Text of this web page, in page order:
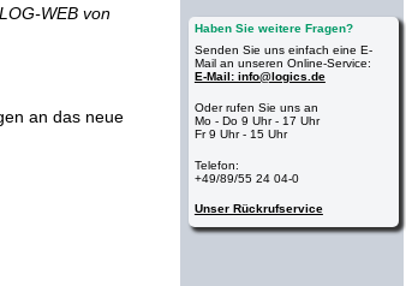
WEB von
an das neue
Haben Sie weitere Fragen?
Senden Sie uns einfach eine E-
Mail an unseren Online-Service:
E-Mail: info@logics.de
Oder rufen Sie uns an
Mo - Do 9 Uhr - 17 Uhr
Fr 9 Uhr - 15 Uhr
Telefon:
+49/89/55 24 04-0
Unser Rückrufservice